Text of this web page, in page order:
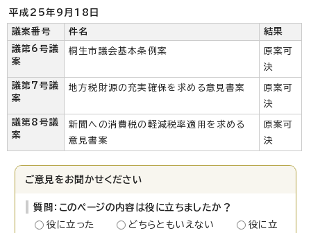
平成25年9月18日
議案番号 件名
結果
議第6号議
案
桐生市議会基本条例案
原案可
決
議第7号議
案
地方税財源の充実確保を求める意見書案
原案可
決
議第8号議
案
新聞への消費税の軽減税率適用を求める
意見書案
原案可
決
ご意見をお聞かせください
質問：このページの内容は役に立ちましたか？
役に立った
どちらともいえない
役に立